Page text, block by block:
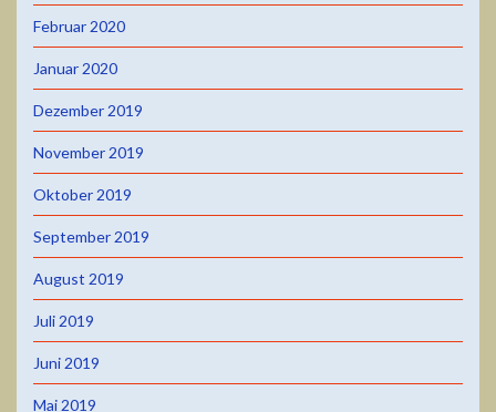
Februar 2020
Januar 2020
Dezember 2019
November 2019
Oktober 2019
September 2019
August 2019
Juli 2019
Juni 2019
Mai 2019